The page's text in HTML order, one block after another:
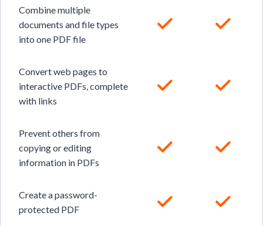
Combine multiple
documents and file types
into one PDF file
Convert web pages to
interactive PDFs, complete
with links
Prevent others from
copying or editing
information in PDFs
Create a password-
protected PDF